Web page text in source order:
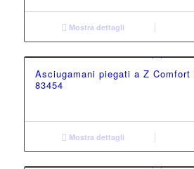
Mostra dettagli
Asciugamani piegati a Z
83454
Mostra dettagli